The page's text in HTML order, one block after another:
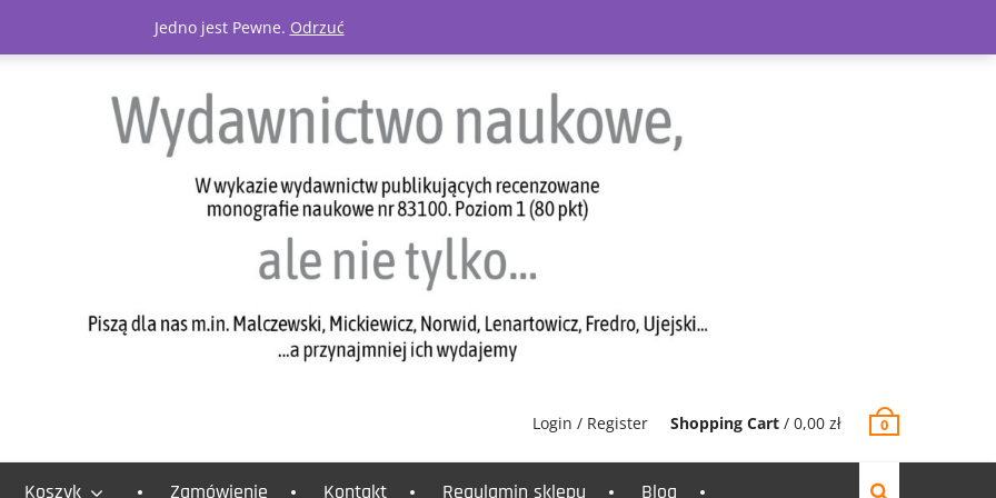
Login / Register Shopping Cart / 0,00 zł 0
Koszyk Zamówienie Kontakt Regulamin sklepu Blog
Jedno jest Pewne. Odrzuć